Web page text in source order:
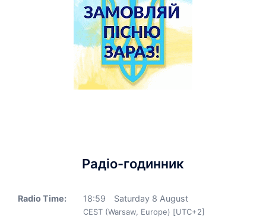
Радіо-годинник
Radio Time: 18:59 Saturday 8 August
CEST (Warsaw, Europe) [UTC+2]